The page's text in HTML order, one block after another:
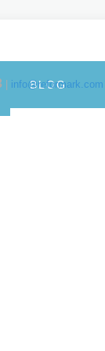
info@reformark.com
BLOG